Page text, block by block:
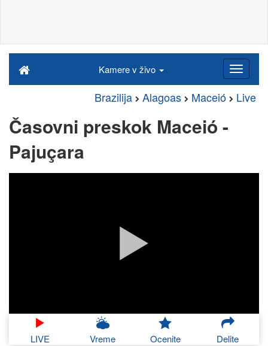
Kamere v živo
Brazilija Alagoas Maceió Live
Časovni preskok Maceió -
Pajuçara
LIVE Vreme Ocenite Delite